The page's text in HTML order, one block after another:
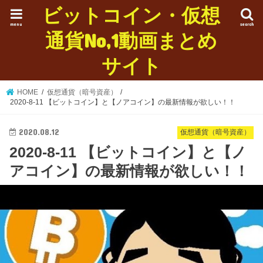
ビットコイン・仮想
通貨No,1動画まとめ
サイト
search
menu
HOME
仮想通貨（暗号資産）
2020-8-11 【ビットコイン】と【ノアコイン】の最新情報が欲しい！！
仮想通貨（暗号資産）
2020.08.12
2020-8-11 【ビットコイン】と【ノ
アコイン】の最新情報が欲しい！！